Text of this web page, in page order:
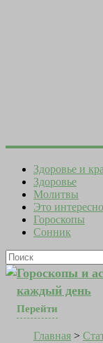
Здоровье и
Здоровье
Молитвы
Это интересно
Гороскопы
Сонник
Гороскопы и
каждый день
Перейти
Главная >